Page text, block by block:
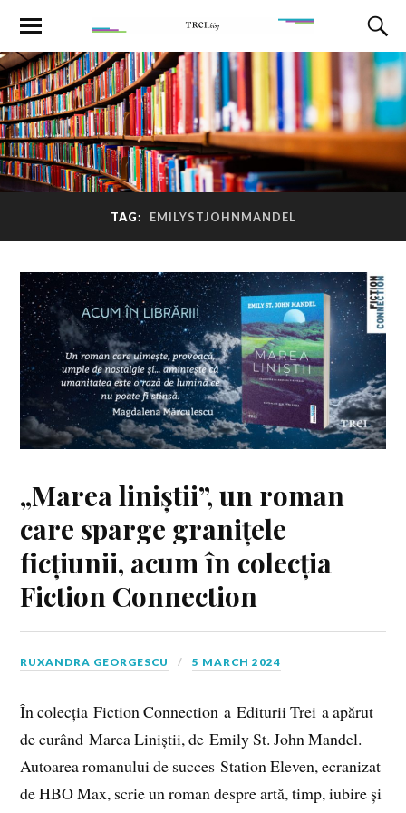
TAG: EMILYSTJOHNMANDEL
„Marea liniștii”, un roman
care sparge granițele
ficțiunii, acum în colecția
Fiction Connection
RUXANDRA GEORGESCU 5 MARCH 2024
În colecția Fiction Connection a Editurii Trei a apărut
de curând Marea Liniștii, de Emily St. John Mandel.
Autoarea romanului de succes Station Eleven, ecranizat
de HBO Max, scrie un roman despre artă, timp, iubire și